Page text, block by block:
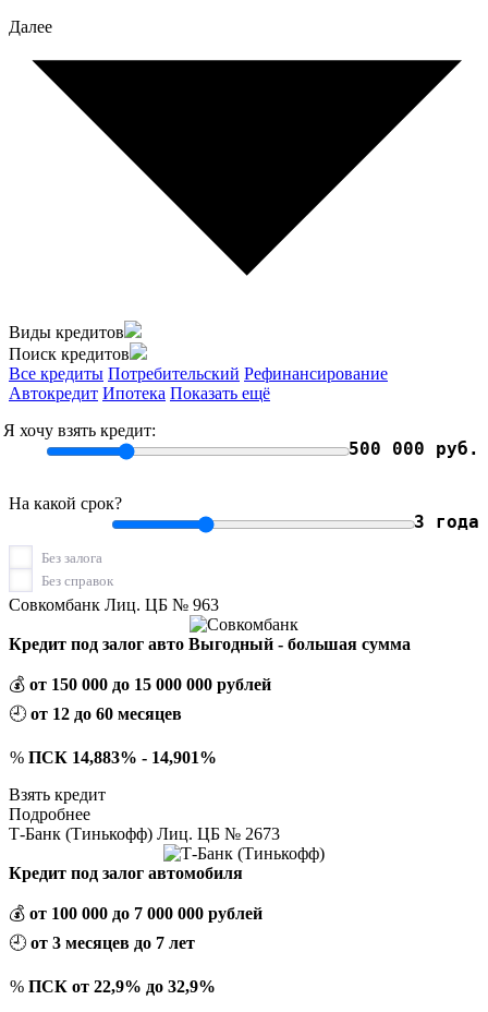
Далее
Виды кредитов
Поиск кредитов
Все кредиты Потребительский Рефинансирование
Автокредит Ипотека Показать ещё
Я хочу взять кредит:
500 000 руб.
На какой срок?
3 года
Без залога
Без справок
Совкомбанк Лиц. ЦБ № 963
Кредит под залог авто Выгодный - большая сумма
💰 от 150 000 до 15 000 000 рублей
🕘 от 12 до 60 месяцев
% ПСК 14,883% - 14,901%
Взять кредит
Подробнее
Т-Банк (Тинькофф) Лиц. ЦБ № 2673
Кредит под залог автомобиля
💰 от 100 000 до 7 000 000 рублей
🕘 от 3 месяцев до 7 лет
% ПСК от 22,9% до 32,9%